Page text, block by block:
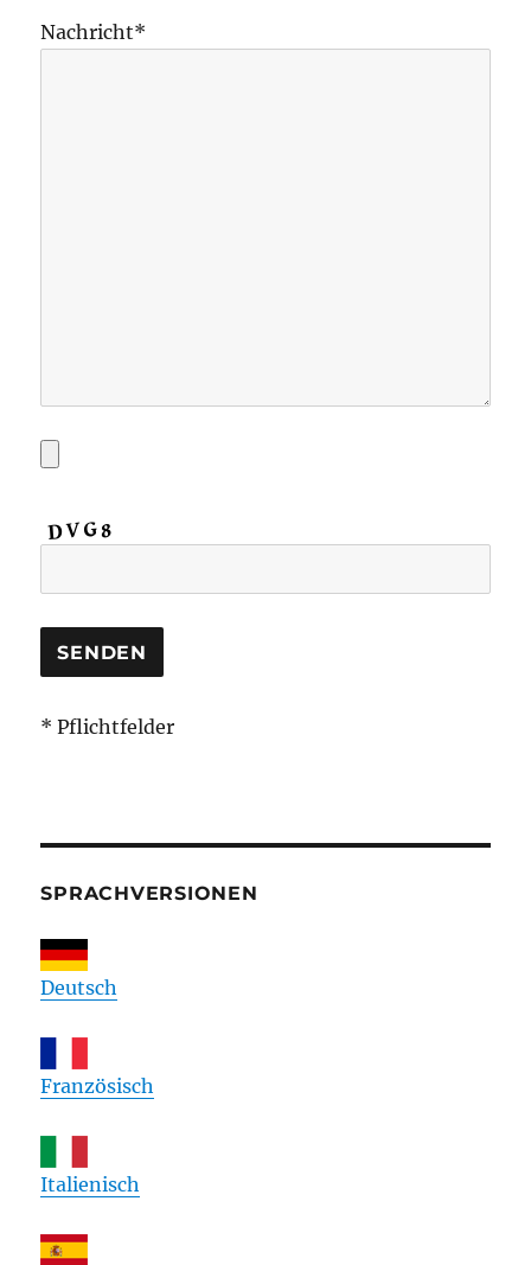
Nachricht*
* Pflichtfelder
SPRACHVERSIONEN
Deutsch
Französisch
Italienisch